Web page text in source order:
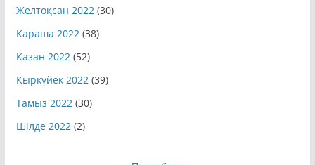
Желтоқсан 2022(30)
Қараша 2022(38)
Қазан 2022(52)
Қыркүйек 2022(39)
Тамыз 2022(30)
Шілде 2022(2)